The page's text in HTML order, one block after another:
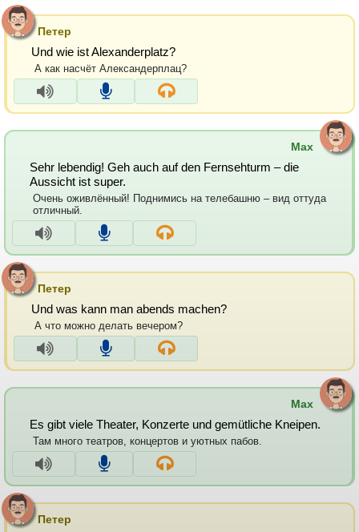
Петер
Und wie ist Alexanderplatz?
А как насчёт Александерплац?
Max
Sehr lebendig! Geh auch auf den Fernsehturm – die
Aussicht ist super.
Очень оживлённый! Поднимись на телебашню – вид оттуда
отличный.
Петер
Und was kann man abends machen?
А что можно делать вечером?
Max
Es gibt viele Theater, Konzerte und gemütliche Kneipen.
Там много театров, концертов и уютных пабов.
Петер